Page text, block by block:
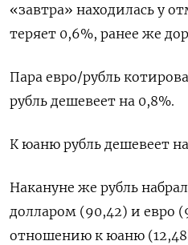
«завтра» находилась у
теряет 0,6%, ранее же
Пара евро/рубль
рубль дешевеет на 0,8%.
К юаню рубль дешевеет на
Накануне же рубль
долларом (90,42) и евро
отношению к юаню